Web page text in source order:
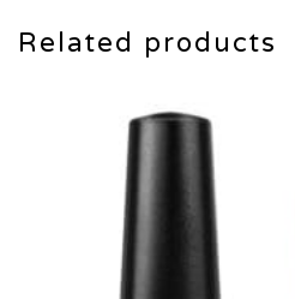
Related products